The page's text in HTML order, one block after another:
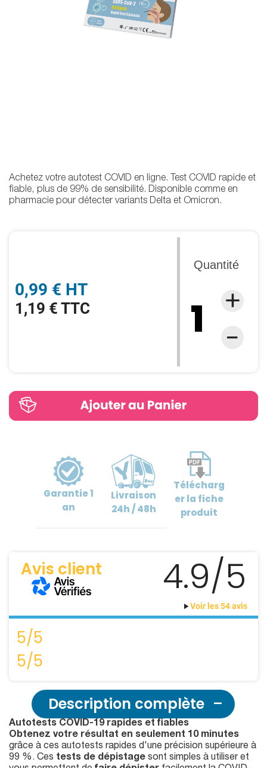
0,99 € HT
1,19 € TTC
Quantité
Achetez votre autotest COVID en ligne. Test COVID rapide et
fiable, plus de 99% de sensibilité. Disponible comme en
pharmacie pour détecter variants Delta et Omicron.
Garantie1
an
Livraison
24h / 48h
Télécharg
erla fiche
produit
Avis client 4.9/5
Voir les 54 avis
5/5
5/5
Description complète
Autotests COVID-19 rapides et fiables
Obtenez votre résultat en seulement 10 minutes
grâce à ces autotests rapides d'une précision supérieure à
99 %. Ces tests de dépistage sont simples à utiliser et